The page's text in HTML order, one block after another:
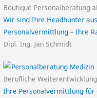
Boutique Personalberatung
Wir sind Ihre Headhunter
Personalvermittlung – Ihre
Dipl. Ing. Jan Schmidt
Berufliche Weiterentwicklung
Ihre Personalvermittlung für